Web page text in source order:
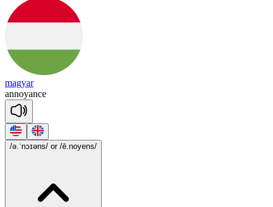
magyar
annoyance
/ə.ˈnɔɪəns/ or /ē.noyens/